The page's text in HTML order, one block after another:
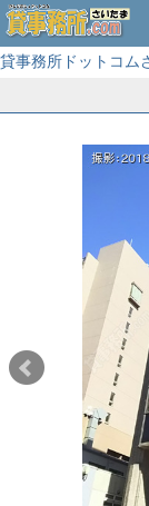
貸事務所ドットコム